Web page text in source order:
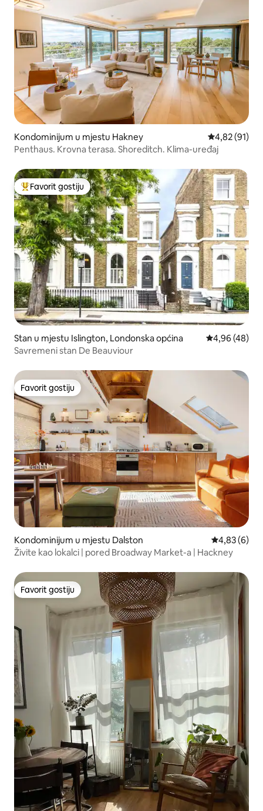
Kondominijum u mjestu Hakney prosječna
4,82 (91)
Penthaus. Krovna terasa. Shoreditch. Klima-uređaj
Glavni favorit gostiju
Favorit gostiju
Stan u mjestu Islington, Londonska općina prosječna
4,96 (48)
Savremeni stan De Beauviour
Favorit gostiju
Favorit gostiju
Kondominijum u mjestu Dalston prosječna
4,83 (6)
Živite kao lokalci | pored Broadway Market-a | Hackney
Favorit gostiju
Favorit gostiju